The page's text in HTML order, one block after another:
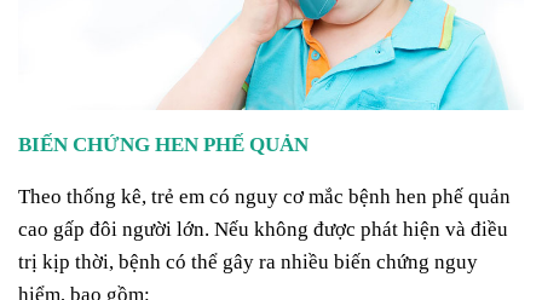
BIẾN CHỨNG HEN PHẾ QUẢN
Theo thống kê, trẻ em có nguy cơ mắc bệnh hen phế quản
cao gấp đôi người lớn. Nếu không được phát hiện và điều
trị kịp thời, bệnh có thể gây ra nhiều biến chứng nguy
hiểm, bao gồm: